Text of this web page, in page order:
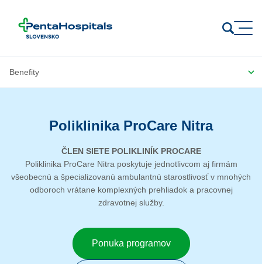
Poliklinika ProCare Nitra
ČLEN SIETE POLIKLINÍK PROCARE
Poliklinika ProCare Nitra poskytuje jednotlivcom aj firmám
všeobecnú a špecializovanú ambulantnú starostlivosť v mnohých
odboroch vrátane komplexných prehliadok a pracovnej
zdravotnej služby.
Ponuka programov